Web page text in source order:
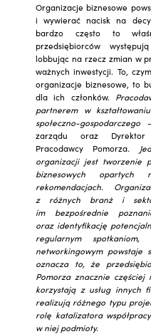
Organizacje biznesowe
i wywierać nacisk na
bardzo często to
przedsiębiorców
lobbując na rzecz zmian w
ważnych inwestycji. To,
organizacje biznesowe, to
dla ich członków.
partnerem w
społeczno-gospodarczego
zarządu oraz Dyrektor
Pracodawcy Pomorza.
organizacji jest tworzenie
biznesowych
rekomendacjach.
z różnych branż i
im bezpośrednie
oraz identyfikację
regularnym
networkingowym powstaje
oznacza to, że
Pomorza znacznie częściej
korzystają z usług innych
realizują różnego typu
rolę katalizatora
w niej podmioty.